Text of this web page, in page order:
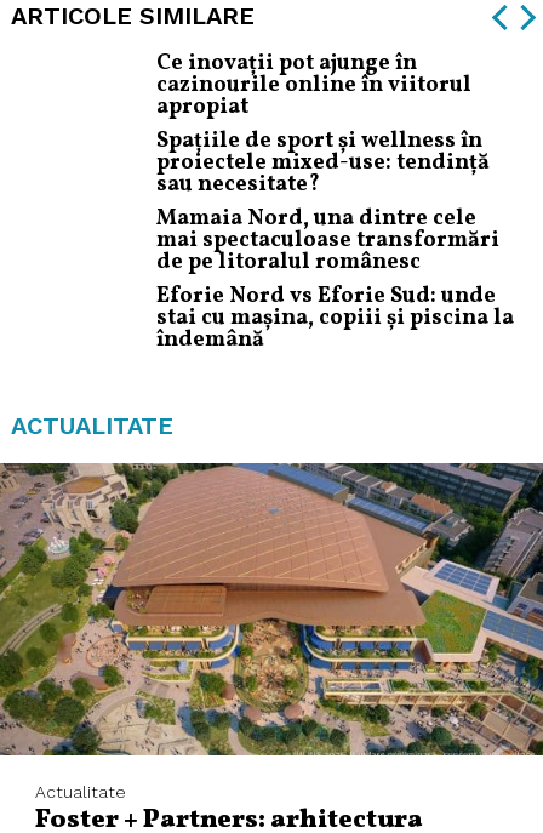
ARTICOLE SIMILARE
Ce inovații pot ajunge în
cazinourile online în viitorul
apropiat
Spațiile de sport și wellness în
proiectele mixed-use: tendință
sau necesitate?
Mamaia Nord, una dintre cele
mai spectaculoase transformări
de pe litoralul românesc
Eforie Nord vs Eforie Sud: unde
stai cu mașina, copiii și piscina la
îndemână
ACTUALITATE
Actualitate
Foster + Partners: arhitectura